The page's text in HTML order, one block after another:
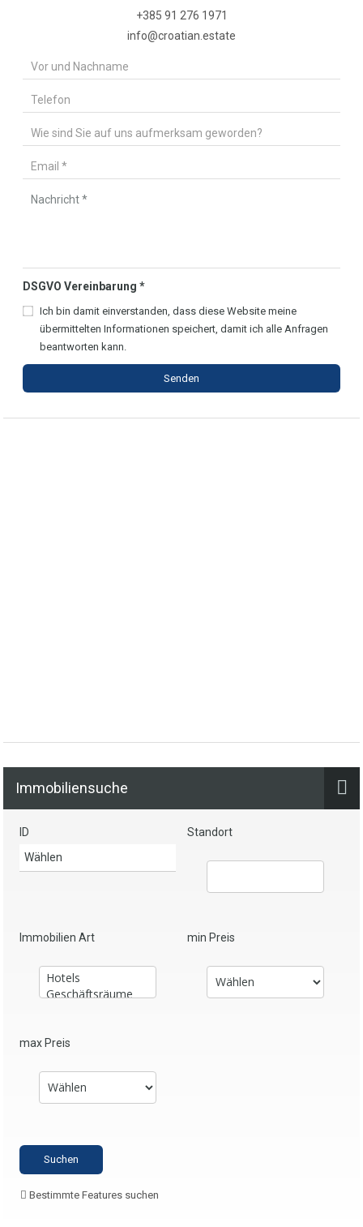
+385 91 276 1971
info@croatian.estate
DSGVO Vereinbarung *
Ich bin damit einverstanden, dass diese Website meine
übermittelten Informationen speichert, damit ich alle Anfragen
beantworten kann.
Senden
Immobiliensuche
ID Standort
Immobilien Art min Preis
max Preis
Bestimmte Features suchen